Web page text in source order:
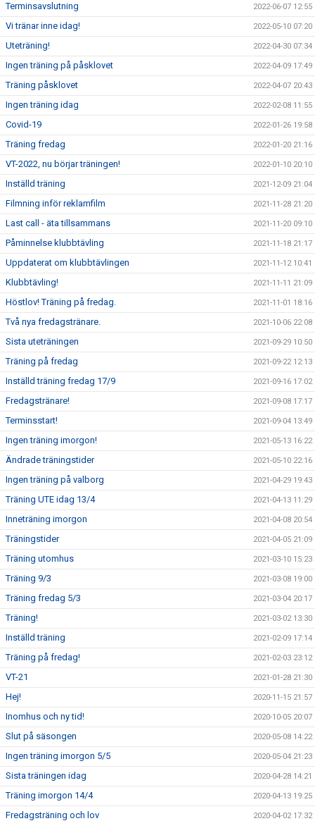
Terminsavslutning 2022-06-07 12:55
Vi tränar inne idag! 2022-05-10 07:20
Uteträning! 2022-04-30 07:34
Ingen träning på påsklovet 2022-04-09 17:49
Träning påsklovet 2022-04-07 20:43
Ingen träning idag 2022-02-08 11:55
Covid-19 2022-01-26 19:58
Träning fredag 2022-01-20 21:16
VT-2022, nu börjar träningen! 2022-01-10 20:10
Inställd träning 2021-12-09 21:04
Filmning inför reklamfilm 2021-11-28 21:20
Last call - äta tillsammans 2021-11-20 09:10
Påminnelse klubbtävling 2021-11-18 21:17
Uppdaterat om klubbtävlingen 2021-11-12 10:41
Klubbtävling! 2021-11-11 21:09
Höstlov! Träning på fredag. 2021-11-01 18:16
Två nya fredagstränare. 2021-10-06 22:08
Sista uteträningen 2021-09-29 10:50
Träning på fredag 2021-09-22 12:13
Inställd träning fredag 17/9 2021-09-16 17:02
Fredagstränare! 2021-09-08 17:17
Terminsstart! 2021-09-04 13:49
Ingen träning imorgon! 2021-05-13 16:22
Ändrade träningstider 2021-05-10 22:16
Ingen träning på valborg 2021-04-29 19:43
Träning UTE idag 13/4 2021-04-13 11:29
Inneträning imorgon 2021-04-08 20:54
Träningstider 2021-04-05 21:09
Träning utomhus 2021-03-10 15:23
Träning 9/3 2021-03-08 19:00
Träning fredag 5/3 2021-03-04 20:17
Träning! 2021-03-02 13:30
Inställd träning 2021-02-09 17:14
Träning på fredag! 2021-02-03 23:12
VT-21 2021-01-28 21:30
Hej! 2020-11-15 21:57
Inomhus och ny tid! 2020-10-05 20:07
Slut på säsongen 2020-05-08 14:22
Ingen träning imorgon 5/5 2020-05-04 21:23
Sista träningen idag 2020-04-28 14:21
Träning imorgon 14/4 2020-04-13 19:25
Fredagsträning och lov 2020-04-02 17:32